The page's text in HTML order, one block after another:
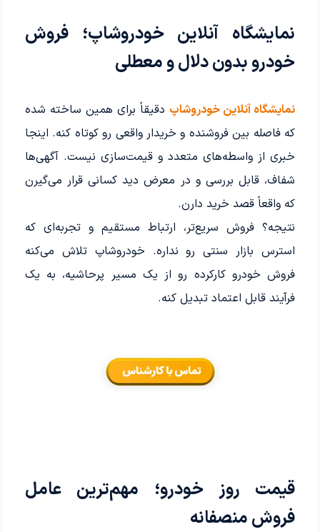
نمایشگاه آنلاین خودروشاپ؛ فروش
خودرو بدون دلال و معطلی
نمایشگاه آنلاین خودروشاپ دقیقاً برای همین ساخته شده
که فاصله بین فروشنده و خریدار واقعی رو کوتاه کنه. اینجا
خبری از واسطه‌های متعدد و قیمت‌سازی نیست. آگهی‌ها
شفاف، قابل بررسی و در معرض دید کسانی قرار می‌گیرن
که واقعاً قصد خرید دارن.
نتیجه؟ فروش سریع‌تر، ارتباط مستقیم و تجربه‌ای که
استرس بازار سنتی رو نداره. خودروشاپ تلاش می‌کنه
فروش خودرو کارکرده رو از یک مسیر پرحاشیه، به یک
فرآیند قابل اعتماد تبدیل کنه.
قیمت روز خودرو؛ مهم‌ترین عامل
فروش منصفانه